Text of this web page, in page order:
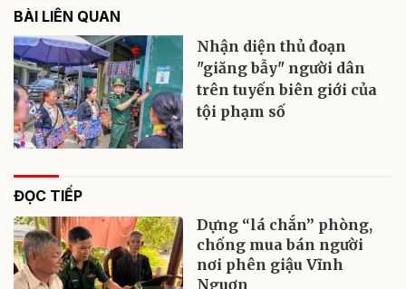
BÀI LIÊN QUAN
Nhận diện thủ đoạn
"giăng bẫy" người dân
trên tuyến biên giới của
tội phạm số
ĐỌC TIẾP
Dựng “lá chắn” phòng,
chống mua bán người
nơi phên giậu Vĩnh
Nguơn